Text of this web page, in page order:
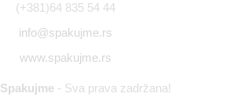
(+381)64 835 54 44
info@spakujme.rs
www.spakujme.rs
Spakujme- Sva prava zadržana!